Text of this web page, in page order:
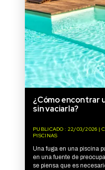
¿Cómo encontrar
sin vaciarla?
PUBLICADO : 22/03/2026 |
PISCINAS
Una fuga en una piscina
en una fuente de
se piensa que es